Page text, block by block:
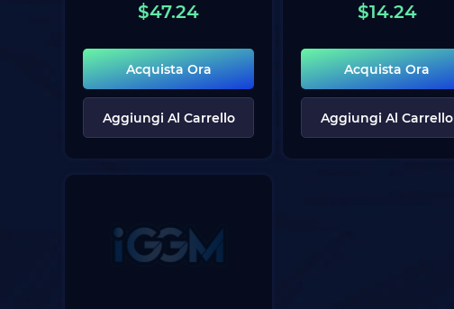
$47.24
Acquista Ora
Aggiungi Al Carrello
$14.24
Acquista Ora
Aggiungi Al Carrello